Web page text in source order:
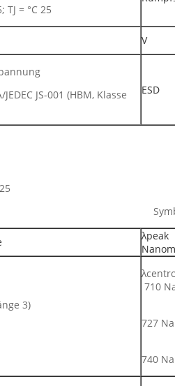
TJ = °C 25
V
JS-001 (HBM, Klasse
ESD
3)
710
727
740